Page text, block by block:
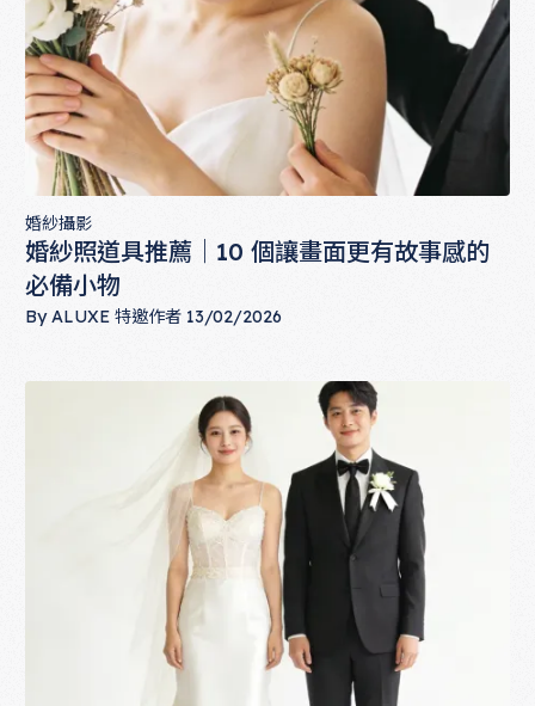
婚紗攝影
婚紗照道具推薦｜10 個讓畫面更有故事感的
必備小物
ByALUXE 特邀作者 13/02/2026